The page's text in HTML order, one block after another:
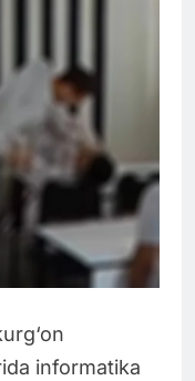
informatika